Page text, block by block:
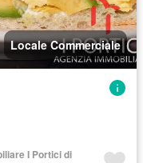
Locale Commerciale
I Portici di